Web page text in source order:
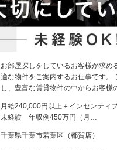
お部屋探しをしているお客様が求め
適な物件をご案内するお仕事です。
し、豊富な賃貸物件の中からお客
月給240,000円以上＋インセンティ
未経験 年収例450万円（月…
千葉県千葉市若葉区（都賀店）